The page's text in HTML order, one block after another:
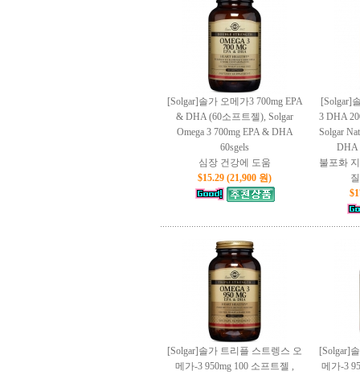
[Solgar]솔가 오메가3 700mg EPA
& DHA (60소프트젤), Solgar
Omega 3 700mg EPA & DHA
60sgels
심장 건강에 도움
$15.29 (21,900 원)
[Solgar]
3 DHA
Solgar
DHA
불포화
[Solgar]솔가 트리플 스트렝스 오
메가-3 950mg 100 소프트젤 ,
[Solgar]
메가-3